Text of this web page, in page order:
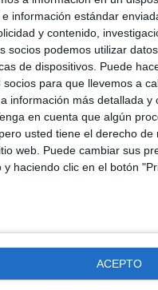
información estándar
y contenido,
socios podemos utilizar
de dispositivos. Puede
para que llevemos a
información más detallada y
en cuenta que algún
usted tiene el derecho de
web. Puede cambiar sus
haciendo clic en el botón
ACEPTO